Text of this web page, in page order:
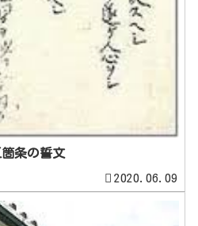
条の誓文
2020.06.09